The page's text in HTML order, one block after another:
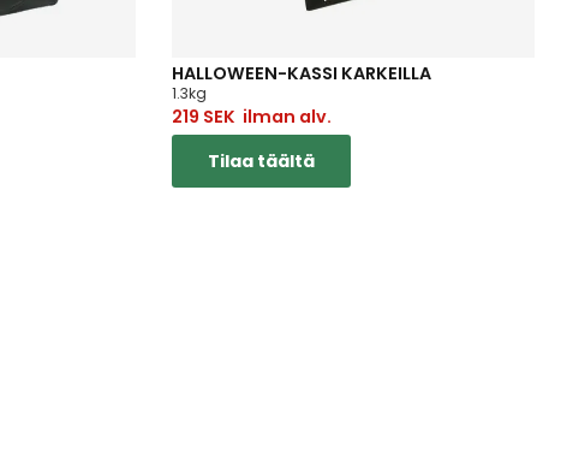
HALLOWEEN-KASSI KARKEILLA
1.3kg
219 SEK ilman alv.
Tilaa täältä